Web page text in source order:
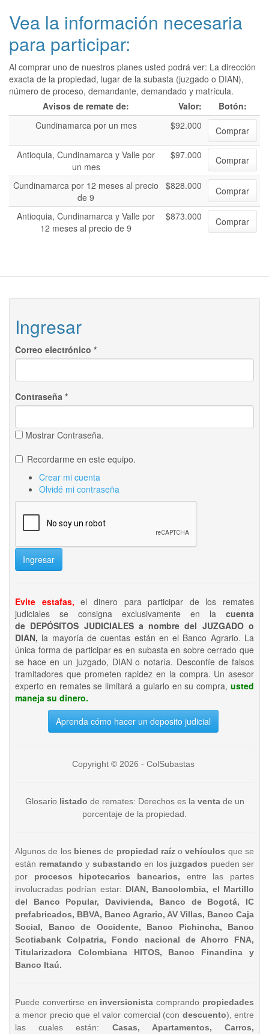
Vea la información necesaria
para participar:
Al comprar uno de nuestros planes usted podrá ver: La dirección
exacta de la propiedad, lugar de la subasta (juzgado o DIAN),
número de proceso, demandante, demandado y matrícula.
Avisos de remate de:
Valor:
Botón:
Cundinamarca por un mes
$92.000
Comprar
Antioquia, Cundinamarca y Valle por
un mes
$97.000 Comprar
Cundinamarca por 12 meses al precio
de 9
$828.000 Comprar
Antioquia, Cundinamarca y Valle por
12 meses al precio de 9
$873.000 Comprar
Ingresar
Correo electrónico *
Contraseña *
Mostrar Contraseña.
Recordarme en este equipo.
Crear mi cuenta
Olvidé mi contraseña
Ingresar
Evite estafas, el dinero para participar de los remates
judiciales se consigna exclusivamente en la cuenta
de DEPÓSITOS JUDICIALES a nombre del JUZGADO o
DIAN, la mayoría de cuentas están en el Banco Agrario. La
única forma de participar es en subasta en sobre cerrado que
se hace en un juzgado, DIAN o notaría. Desconfíe de falsos
tramitadores que prometen rapidez en la compra. Un asesor
experto en remates se limitará a guiarlo en su compra, usted
maneja su dinero.
Aprenda cómo hacer un deposito judicial
Copyright © 2026 - ColSubastas
Glosario listado de remates: Derechos es la ventade un
porcentaje de la propiedad.
Algunos de los bienesde propiedad raízo vehículos que se
están rematando y subastando en los juzgados pueden ser
por procesos hipotecarios bancarios, entre las partes
involucradas podrían estar: DIAN, Bancolombia, el Martillo
del Banco Popular, Davivienda, Banco de Bogotá, IC
prefabricados, BBVA, Banco Agrario, AV Villas, Banco Caja
Social, Banco de Occidente, Banco Pichincha, Banco
Scotiabank Colpatria, Fondo nacional de Ahorro FNA,
Titularizadora Colombiana HITOS, Banco Finandina y
Banco Itaú.
Puede convertirse en inversionista comprando propiedades
a menor precio que el valor comercial (con descuento), entre
las cuales están: Casas, Apartamentos, Carros,